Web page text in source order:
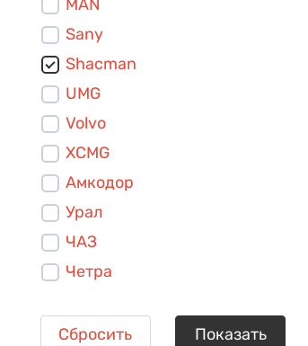
MAN
Sany
Shacman
UMG
Volvo
XCMG
Амкодор
Урал
ЧАЗ
Четра
Показать
Сбросить